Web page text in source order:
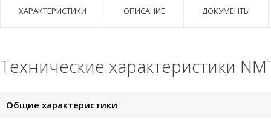
ХАРАКТЕРИСТИКИ ОПИСАНИЕ ДОКУМЕНТЫ
Технические характеристики
Общие характеристики